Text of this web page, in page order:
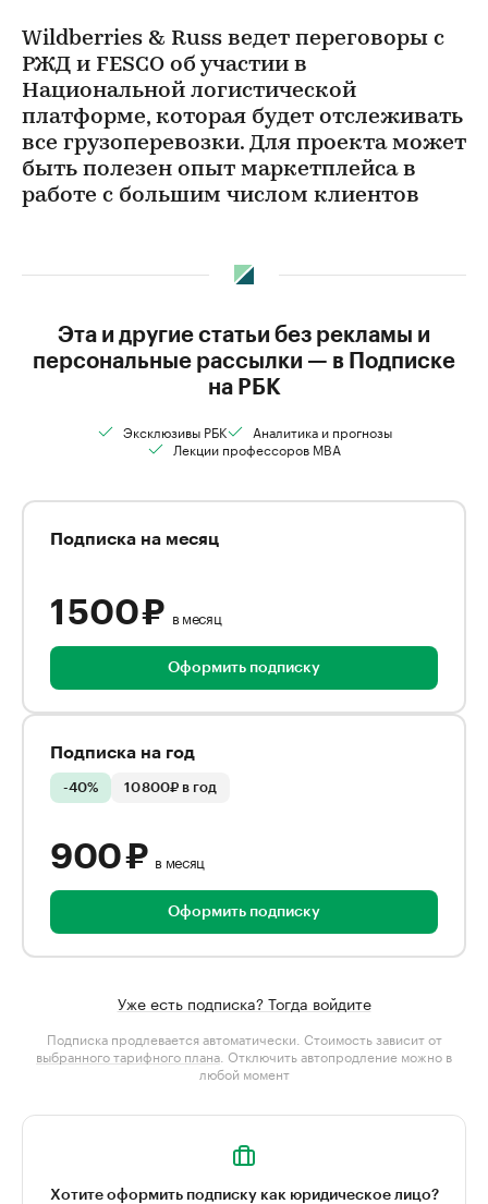
Wildberries & Russ ведет переговоры с
РЖД и FESCO об участии в
Национальной логистической
платформе, которая будет отслеживать
все грузоперевозки. Для проекта может
быть полезен опыт маркетплейса в
работе с большим числом клиентов
Эта и другие статьи без рекламы и
персональные рассылки — в Подписке
на РБК
Эксклюзивы РБК
Аналитика и прогнозы
Лекции профессоров MBA
Подписка на месяц
1 500 ₽ в месяц
Оформить подписку
Подписка на год
-40% 10 800₽ в год
900 ₽ в месяц
Оформить подписку
Уже есть подписка? Тогда войдите
Подписка продлевается автоматически. Стоимость зависит от
выбранного тарифного плана . Отключить автопродление можно в
любой момент
Хотите оформить подписку как юридическое лицо?